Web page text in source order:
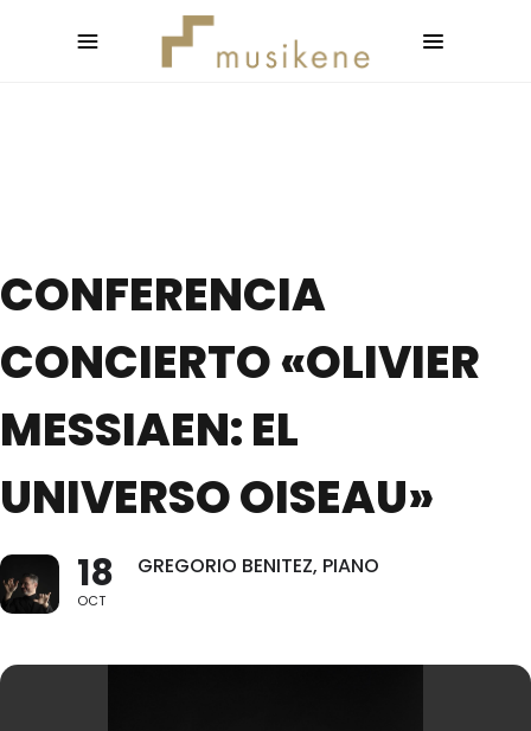
CONFERENCIA
CONCIERTO «OLIVIER
MESSIAEN: EL
UNIVERSO OISEAU»
18
OCT
GREGORIO BENITEZ, PIANO